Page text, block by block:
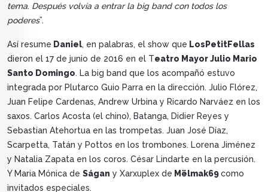
tema. Después volvía a entrar la big band con todos los
poderes”.
Así resume Daniel, en palabras, el show que LosPetitFellas
dieron el 17 de junio de 2016 en el Teatro Mayor Julio Mario
Santo Domingo. La big band que los acompañó estuvo
integrada por Plutarco Guio Parra en la dirección. Julio Flórez,
Juan Felipe Cardenas, Andrew Urbina y Ricardo Narváez en los
saxos. Carlos Acosta (el chino), Batanga, Didier Reyes y
Sebastian Atehortua en las trompetas. Juan José Díaz,
Scarpetta, Tatán y Pottos en los trombones. Lorena Jiménez
y Natalia Zapata en los coros. César Lindarte en la percusión.
Y Maria Mónica de Ságan y Xarxuplex de Mëlmak69como
invitados especiales.